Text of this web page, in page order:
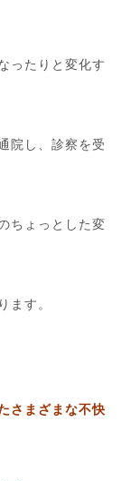
ったりと変化す
院し、診察を受
ちょっとした変
ます。
さまざまな不快